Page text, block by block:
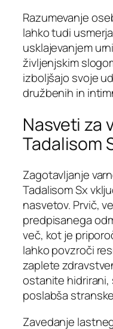
Razumevanje
lahko tudi
usklajevanjem
življenjskim
izboljšajo svoje
družbenih in
Nasveti za
Tadalisom
Zagotavljanje
Tadalisom Sx
nasvetov. Prvič,
predpisanega
več, kot je
lahko povzroči
zaplete
ostanite hidrirani,
poslabša
Zavedanje